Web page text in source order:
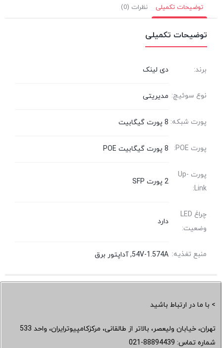
توضیحات تکمیلی نظرات (0)
توضیحات تکمیلی
برند: دی لینک
نوع سوئیچ: مدیریتی
پورت شبکه: 8 پورت گیگابیت
پورت POE: 8 پورت گیگابیت POE
پورت Up-
Link:
2 پورت SFP
چراغ LED
وضعیت:
دارد
منبع تغذیه: 54V-1.574A, آداپتور برق
> با ما در ارتباط باشید
تهران، خیابان ولیعصر، بالاتر از طالقانی، مرکزکامپیوترایران، واحد 533
شماره تماس: 021-88894439